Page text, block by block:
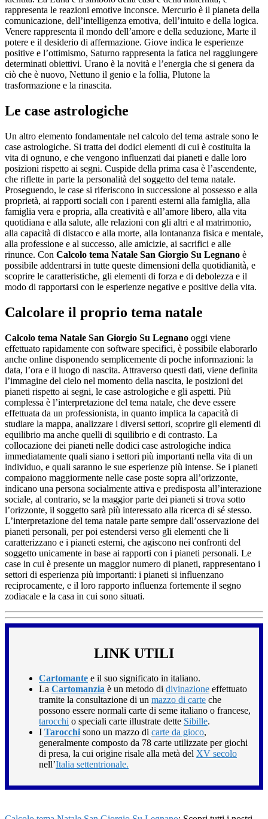
rappresenta le reazioni emotive inconsce. Mercurio è il pianeta della
comunicazione, dell’intelligenza emotiva, dell’intuito e della logica.
Venere rappresenta il mondo dell’amore e della seduzione, Marte il
potere e il desiderio di affermazione. Giove indica le esperienze
positive e l’ottimismo, Saturno rappresenta la fatica nel raggiungere
determinati obiettivi. Urano è la novità e l’energia che si genera da
ciò che è nuovo, Nettuno il genio e la follia, Plutone la
trasformazione e la rinascita.
Le case astrologiche
Un altro elemento fondamentale nel calcolo del tema astrale sono le
case astrologiche. Si tratta dei dodici elementi di cui è costituita la
vita di ognuno, e che vengono influenzati dai pianeti e dalle loro
posizioni rispetto ai segni. Cuspide della prima casa è l’ascendente,
che riflette in parte la personalità del soggetto del tema natale.
Proseguendo, le case si riferiscono in successione al possesso e alla
proprietà, ai rapporti sociali con i parenti esterni alla famiglia, alla
famiglia vera e propria, alla creatività e all’amore libero, alla vita
quotidiana e alla salute, alle relazioni con gli altri e al matrimonio,
alla capacità di distacco e alla morte, alla lontananza fisica e mentale,
alla professione e al successo, alle amicizie, ai sacrifici e alle
rinunce. Con Calcolo tema Natale San Giorgio Su Legnano è
possibile addentrarsi in tutte queste dimensioni della quotidianità, e
scoprire le caratteristiche, gli elementi di forza e di debolezza e il
modo di rapportarsi con le esperienze negative e positive della vita.
Calcolare il proprio tema natale
Calcolo tema Natale San Giorgio Su Legnano oggi viene
effettuato rapidamente con software specifici, è possibile elaborarlo
anche online disponendo semplicemente di poche informazioni: la
data, l’ora e il luogo di nascita. Attraverso questi dati, viene definita
l’immagine del cielo nel momento della nascita, le posizioni dei
pianeti rispetto ai segni, le case astrologiche e gli aspetti. Più
complessa è l’interpretazione del tema natale, che deve essere
effettuata da un professionista, in quanto implica la capacità di
studiare la mappa, analizzare i diversi settori, scoprire gli elementi di
equilibrio ma anche quelli di squilibrio e di contrasto. La
collocazione dei pianeti nelle dodici case astrologiche indica
immediatamente quali siano i settori più importanti nella vita di un
individuo, e quali saranno le sue esperienze più intense. Se i pianeti
compaiono maggiormente nelle case poste sopra all’orizzonte,
indicano una persona socialmente attiva e predisposta all’interazione
sociale, al contrario, se la maggior parte dei pianeti si trova sotto
l’orizzonte, il soggetto sarà più interessato alla ricerca di sé stesso.
L’interpretazione del tema natale parte sempre dall’osservazione dei
pianeti personali, per poi estendersi verso gli elementi che li
caratterizzano e i pianeti esterni, che agiscono nei confronti del
soggetto unicamente in base ai rapporti con i pianeti personali. Le
case in cui è presente un maggior numero di pianeti, rappresentano i
settori di esperienza più importanti: i pianeti si influenzano
reciprocamente, e il loro rapporto influenza fortemente il segno
zodiacale e la casa in cui sono situati.
LINK UTILI
Cartomante e il suo significato in italiano.
La Cartomanzia è un metodo di divinazione effettuato
tramite la consultazione di un mazzo di carte che
possono essere normali carte di seme italiano o francese,
tarocchi o speciali carte illustrate dette Sibille.
I Tarocchisono un mazzo di carte da gioco,
generalmente composto da 78 carte utilizzate per giochi
di presa, la cui origine risale alla metà del XV secolo
nell’Italia settentrionale.